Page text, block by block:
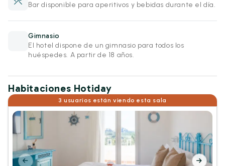
Bar disponible para aperitivos y bebidas durante el día.
Gimnasio
El hotel dispone de un gimnasio para todos los
huéspedes. A partir de 18 años.
Habitaciones Hotiday
3 usuarios están viendo esta sala